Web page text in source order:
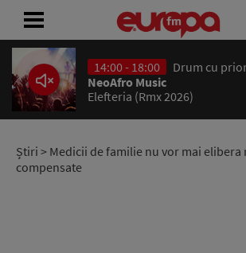
14:00 - 18:00
Drum cu
NeoAfro Music
Elefteria (Rmx 2026)
Știri > Medicii de familie nu vor mai elibera
compensate
ACASĂ
ȘTIRI
RADIO